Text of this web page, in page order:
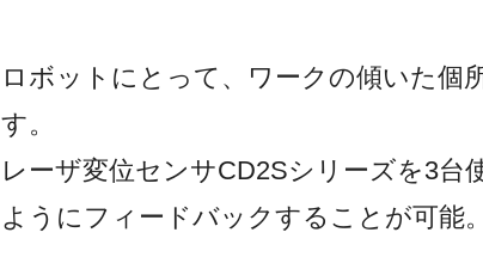
ロボットにとって、ワークの傾いた個
す。
レーザ変位センサCD2Sシリーズを3台
ようにフィードバックすることが可能。